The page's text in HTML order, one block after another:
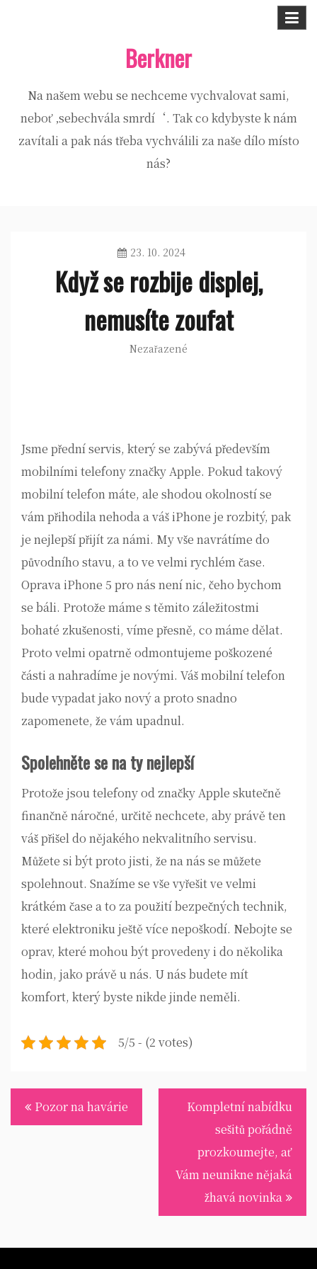
Berkner
Na našem webu se nechceme vychvalovat sami,
neboť ‚sebechvála smrdí‘. Tak co kdybyste k nám
zavítali a pak nás třeba vychválili za naše dílo místo
nás?
23. 10. 2024
Když se rozbije displej,
nemusíte zoufat
Nezařazené
Jsme přední servis, který se zabývá především
mobilními telefony značky Apple. Pokud takový
mobilní telefon máte, ale shodou okolností se
vám přihodila nehoda a váš iPhone je rozbitý, pak
je nejlepší přijít za námi. My vše navrátíme do
původního stavu, a to ve velmi rychlém čase.
Oprava iPhone 5 pro nás není nic, čeho bychom
se báli. Protože máme s těmito záležitostmi
bohaté zkušenosti, víme přesně, co máme dělat.
Proto velmi opatrně odmontujeme poškozené
části a nahradíme je novými. Váš mobilní telefon
bude vypadat jako nový a proto snadno
zapomenete, že vám upadnul.
Spolehněte se na ty nejlepší
Protože jsou telefony od značky Apple skutečně
finančně náročné, určitě nechcete, aby právě ten
váš přišel do nějakého nekvalitního servisu.
Můžete si být proto jisti, že na nás se můžete
spolehnout. Snažíme se vše vyřešit ve velmi
krátkém čase a to za použití bezpečných technik,
které elektroniku ještě více nepoškodí. Nebojte se
oprav, které mohou být provedeny i do několika
hodin, jako právě u nás. U nás budete mít
komfort, který byste nikde jinde neměli.
5/5 - (2 votes)
Navigace
pro
Pozor na havárie
Kompletní nabídku
sešitů pořádně
prozkoumejte, ať
Vám neunikne nějaká
žhavá novinka